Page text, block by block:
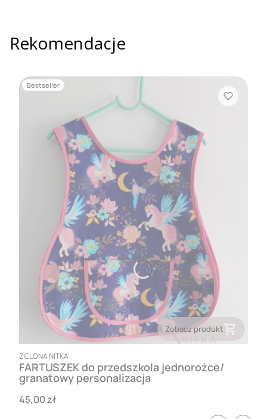
Rekomendacje
Bestseller
Zobacz produkt
PRODUCENT
ZIELONA NITKA
FARTUSZEK do przedszkola jednorożce/
granatowy personalizacja
Cena
45,00 zł